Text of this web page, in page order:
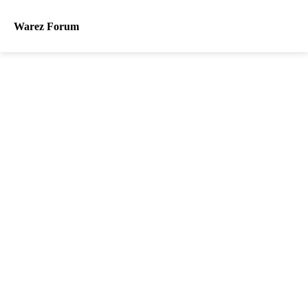
Warez Forum